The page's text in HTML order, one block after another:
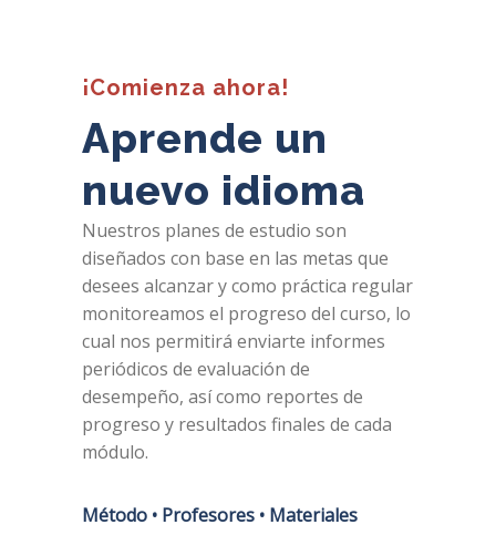
¡Comienza ahora!
Aprende un
nuevo idioma
Nuestros planes de estudio son
diseñados con base en las metas que
desees alcanzar y como práctica regular
monitoreamos el progreso del curso, lo
cual nos permitirá enviarte informes
periódicos de evaluación de
desempeño, así como reportes de
progreso y resultados finales de cada
módulo.
Método • Profesores • Materiales